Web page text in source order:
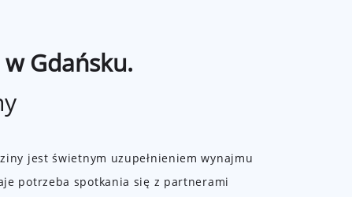
Gdańsku.
jest świetnym uzupełnieniem wynajmu
potrzeba spotkania się z partnerami